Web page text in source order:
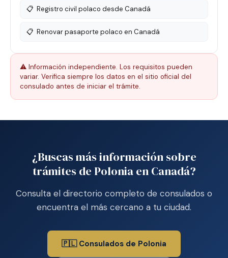
📋 Registro civil polaco desde Canadá
📋 Renovar pasaporte polaco en Canadá
⚠️ Información independiente. Los requisitos pueden
variar. Verifica siempre los datos en el sitio oficial del
consulado antes de iniciar el trámite.
¿Buscas más información sobre
trámites de Polonia en Canadá?
Consulta el directorio completo de consulados o
encuentra el más cercano a tu ciudad.
🇵🇱 Consulados de Polonia